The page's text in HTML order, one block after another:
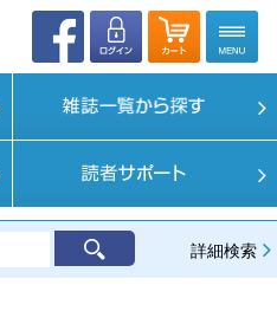
詳細検索